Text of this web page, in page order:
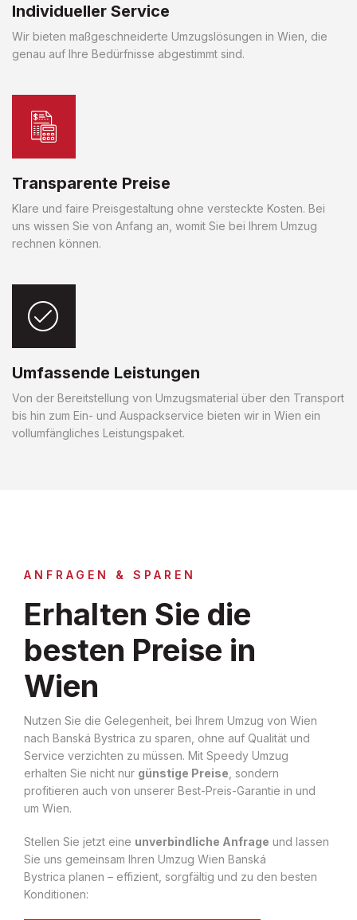
Individueller Service
Wir bieten maßgeschneiderte Umzugslösungen in Wien, die
genau auf Ihre Bedürfnisse abgestimmt sind.
Transparente Preise
Klare und faire Preisgestaltung ohne versteckte Kosten. Bei
uns wissen Sie von Anfang an, womit Sie bei Ihrem Umzug
rechnen können.
Umfassende Leistungen
Von der Bereitstellung von Umzugsmaterial über den Transport
bis hin zum Ein- und Auspackservice bieten wir in Wien ein
vollumfängliches Leistungspaket.
ANFRAGEN & SPAREN
Erhalten Sie die
besten Preise in
Wien
Nutzen Sie die Gelegenheit, bei Ihrem Umzug von Wien
nach Banská Bystrica zu sparen, ohne auf Qualität und
Service verzichten zu müssen. Mit Speedy Umzug
erhalten Sie nicht nur günstige Preise , sondern
profitieren auch von unserer Best-Preis-Garantie in und
um Wien.
Stellen Sie jetzt eine unverbindliche Anfrage und lassen
Sie uns gemeinsam Ihren Umzug Wien Banská
Bystrica planen – effizient, sorgfältig und zu den besten
Konditionen: